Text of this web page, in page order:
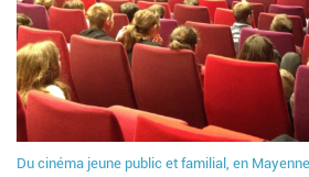
Du cinéma jeune public et familial, en